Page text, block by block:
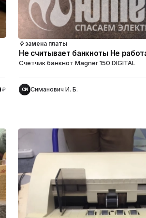
₽
замена платы
Не считывает банкноты Не
Счетчик банкнот Magner 150 DIGITAL
СИ Симанович И. Б.